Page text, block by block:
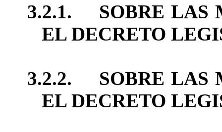
3.2.1.
SOBRE LAS
EL DECRETO
3.2.2.
SOBRE LAS
EL DECRETO